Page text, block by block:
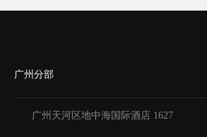
广州分部
广州天河区地中海国际酒店 1627